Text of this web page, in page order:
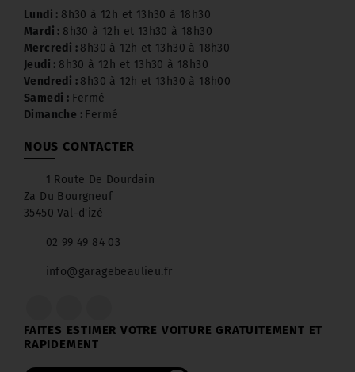
Lundi : 8h30 à 12h et 13h30 à 18h30
Mardi : 8h30 à 12h et 13h30 à 18h30
Mercredi : 8h30 à 12h et 13h30 à 18h30
Jeudi : 8h30 à 12h et 13h30 à 18h30
Vendredi : 8h30 à 12h et 13h30 à 18h00
Samedi : Fermé
Dimanche : Fermé
NOUS CONTACTER
1 Route De Dourdain
Za Du Bourgneuf
35450 Val-d'izé
02 99 49 84 03
info@garagebeaulieu.fr
FAITES ESTIMER VOTRE VOITURE GRATUITEMENT ET
RAPIDEMENT